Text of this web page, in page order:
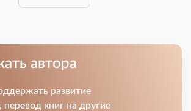
автора
развитие
перевод книг на другие